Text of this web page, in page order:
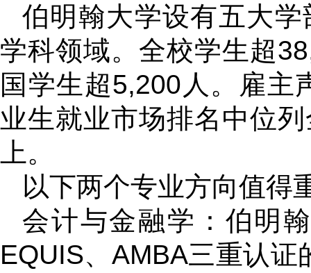
伯明翰大学设有五大
学科领域。全校学生超
国学生超5,200人。雇主
业生就业市场排名中位
上。
以下两个专业方向值得
会计与金融学：伯明
EQUIS、AMBA三重认